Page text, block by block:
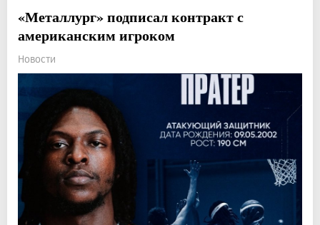
«Металлург» подписал контракт с
американским игроком
Новости